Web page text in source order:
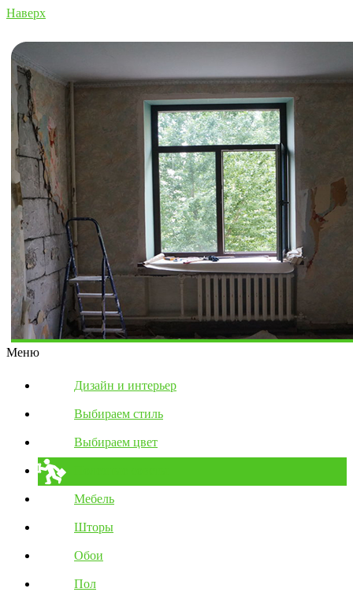
Наверх
Меню
Дизайн и интерьер
Выбираем стиль
Выбираем цвет
Мебель
Шторы
Обои
Пол